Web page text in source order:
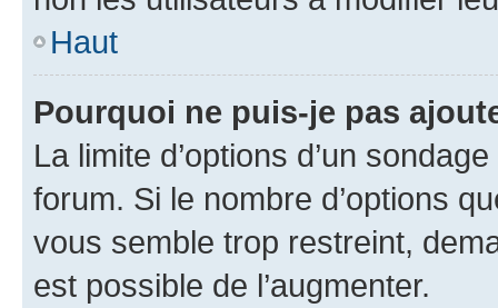
Haut
Pourquoi ne puis-je pas
La limite d’options d’un
forum. Si le nombre d’options
vous semble trop restreint,
est possible de l’augmenter.